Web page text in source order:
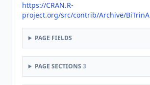
https://CRAN.R-
project.org/src/contrib/Archive/BiTrinA
PAGE FIELDS
PAGE SECTIONS 3